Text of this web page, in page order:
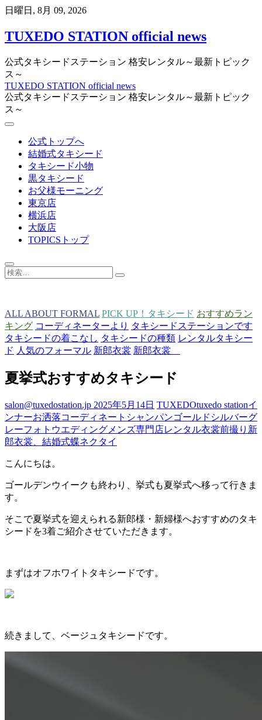
Skip
content
日曜日, 8月 09, 2026
TUXEDO STATION official news
公式タキシードステーション 格安レンタル～最新トピック
ス～
TUXEDO STATION official news
公式タキシードステーション 格安レンタル～最新トピック
ス～
公式トップへ
結婚式タキシード
タキシード小物
黒タキシード
お父様モーニング
東京店
横浜店
大阪店
TOPICSトップ
検
ALL ABOUT FORMAL PICK UP！タキシード おすすめラン
キング コーディネーターより タキシードステーションです
タキシードの着こなし タキシードの種類 レンタルタキシー
ド 人気のフォーマル 新郎衣裳 新郎衣裳
夏挙式おすすめタキシード
salon@tuxedostation.jp 2025年5月14日 TUXEDOtuxedo stationイ
ンナーお洒落コーディネート シャンパンゴールド シルバーグ
レーフォトウエディング メンズ専門店レンタル衣裳前撮り 新
郎衣裳、 結婚式蝶ネクタイ
こんにちは。
ゴールデンウイークも終わり、挙式も夏挙式へ移って行きま
す。
そこで夏挙式を迎えられる新郎様・新婦様へおすすめのタキ
シードを3着ご紹介させていただきます。
まずはオフホワイトタキシードです。
続きまして、ベージュタキシードです。